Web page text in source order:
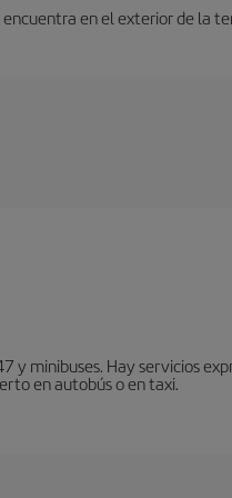
en el exterior de la
minibuses. Hay servicios
en autobús o en taxi.